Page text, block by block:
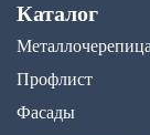
Каталог
Металлочерепица
Профлист
Фасады